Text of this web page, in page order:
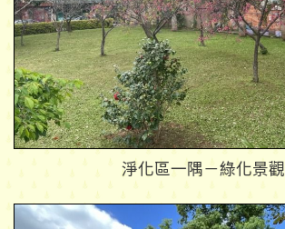
淨化區一隅－綠化景觀